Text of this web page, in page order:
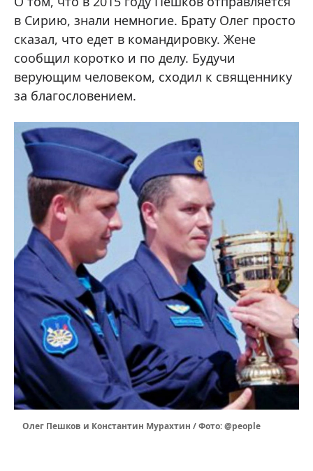
в Сирию, знали немногие. Брату Олег просто
сказал, что едет в командировку. Жене
сообщил коротко и по делу. Будучи
верующим человеком, сходил к священнику
за благословением.
Олег Пешков и Константин Мурахтин / Фото: @people